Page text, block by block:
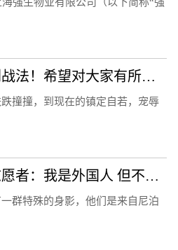
炒股18年，我的独创战法！希望对大家有所帮助
撞撞，到现在的镇定自若，宠辱
成都大运会留学生志愿者：我是外国人 但不是外人
群特殊的身影，他们是来自尼泊